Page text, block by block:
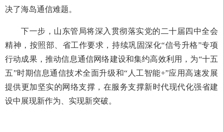
决了海岛通信难题。
下一步，山东管局将深入贯彻落实党的二十届四中全会
精神，按照部、省工作要求，持续巩固深化“信号升格”专项
行动成果，推动信息通信网络建设和集约高效利用，为“十五
五”时期信息通信技术全面升级和“人工智能+”应用高速发展
提供更加坚实的网络支撑，在服务支撑新时代现代化强省建
设中展现新作为、实现新突破。